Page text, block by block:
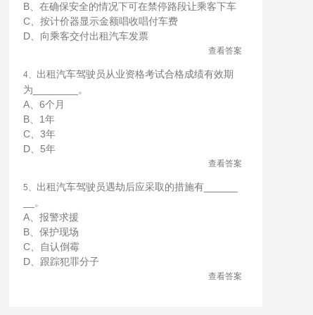
B、在确保安全的情况下可在禁停路段让乘客下车
C、按计价器显示金额唱收唱付车费
D、向乘客交付出租汽车发票
查看答案
4、 出租汽车驾驶员从业资格考试合格成绩有效期
为________。
A、6个月
B、1年
C、3年
D、5年
查看答案
5、 出租汽车驾驶员遇劫后应采取的措施有______
__。
A、报警求援
B、保护现场
C、自认倒霉
D、跟踪犯罪分子
查看答案